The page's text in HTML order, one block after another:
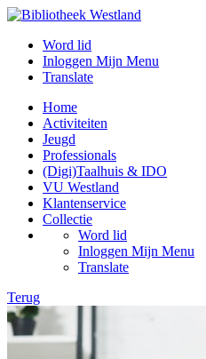
Word lid
Inloggen Mijn Menu
Translate
Home
Activiteiten
Jeugd
Professionals
(Digi)Taalhuis & IDO
VU Westland
Klantenservice
Collectie
Word lid
Inloggen Mijn Menu
Translate
Terug